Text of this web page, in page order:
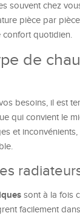
souvent chez
pièce par
quotidien.
de
besoins, il est
qui convient le
et
sont à la fois
facilement